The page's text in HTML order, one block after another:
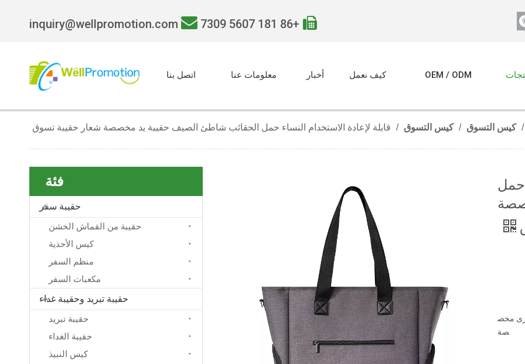

+86 181 5607 7309

inquiry@wellpromotion.com
OEM / ODM كيف نعمل أخبار معلومات عنا اتصل بنا
/ كيس التسوق / كيس التسوق / قابلة لإعادة الاستخدام النساء حمل الحقائب شاطئ الصيف حقيبة يد مخصصة شعار حقيبة تسوق
فئة
حقيبة سفر
حقيبة من القماش الخشن
كيس الأحذية
منظم السفر
مكعبات السفر
حقيبة تبريد وحقيبة غداء
حقيبة تبريد
حقيبة الغداء
كيس النبيذ
حمل
مخص
صة